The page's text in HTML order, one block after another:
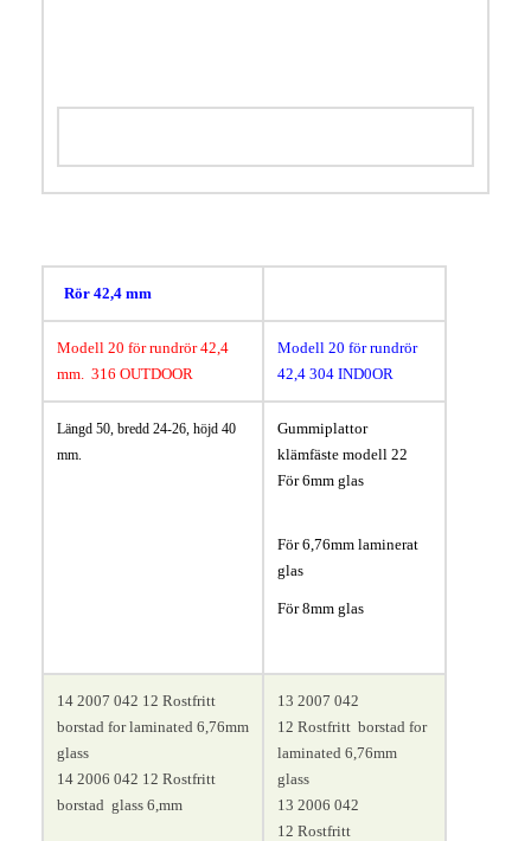
Rör 42,4 mm
Modell 20 för rundrör 42,4
mm. 316 OUTDOOR
Modell 20 för rundrör
42,4 304 IND0OR
Längd 50, bredd 24-26, höjd 40
mm.
Gummiplattor
klämfäste modell 22
För 6mm glas
För 6,76mm laminerat
glas
För 8mm glas
14 2007 042 12 Rostfritt
borstad for laminated 6,76mm
glass
14 2006 042 12 Rostfritt
borstad glass 6,mm
13 2007 042
12 Rostfritt borstad for
laminated 6,76mm
glass
13 2006 042
12 Rostfritt